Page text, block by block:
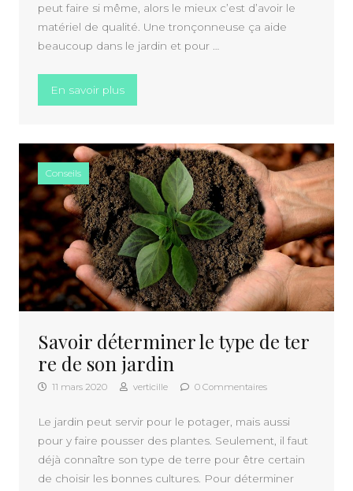
peut faire si même, alors le mieux c’est d’avoir le
matériel de qualité. Une tronçonneuse ça aide
beaucoup dans le jardin et pour …
En savoir plus« Comment affûter facilement la chaîne
Conseils
Savoir déterminer le type de ter
re de son jardin
11 mars 2020 verticille 0 Commentaires
Le jardin peut servir pour le potager, mais aussi
pour y faire pousser des plantes. Seulement, il faut
déjà connaître son type de terre pour être certain
de choisir les bonnes cultures. Pour déterminer